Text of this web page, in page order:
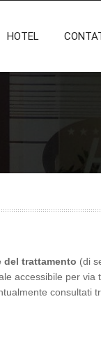
HOTEL
del trattamento (di
accessibile per via
consultati